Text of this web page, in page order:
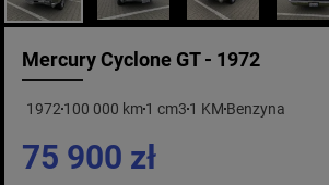
Mercury Cyclone GT - 1972
1972 100 000 km1 cm3 1 KM Benzyna
75 900 zł